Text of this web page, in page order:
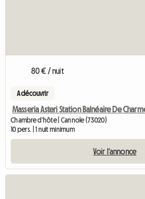
80 € / nuit
A découvrir
Masseria Asteri Station Balnéaire De
Chambre d'hôte | Cannole (73020)
10 pers. | 1 nuit minimum
Voir l'annonce